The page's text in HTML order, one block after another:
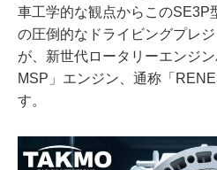
車工学的な観点からこのSE3P
の圧倒的なドライビングプレ
が、新世代ロータリーエンジ
MSP」エンジン、通称「
す。